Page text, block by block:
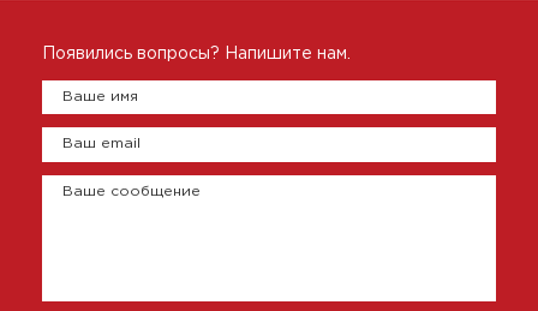
Появились вопросы? Напишите нам.
Ваше имя
Ваш email
Ваше сообщение